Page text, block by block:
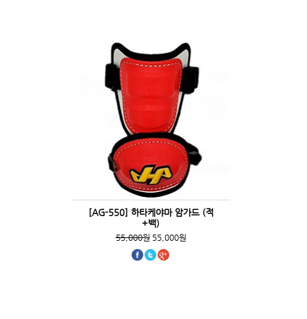
[AG-550] 하타케야마 암가드 (적
+백)
55,000원55,000원